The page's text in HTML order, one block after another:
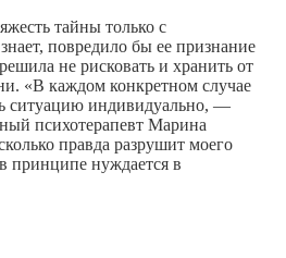
тайны только с
повредило бы ее признание
не рисковать и хранить от
«В каждом конкретном случае
ситуацию индивидуально, —
психотерапевт Марина
правда разрушит моего
принципе нуждается в